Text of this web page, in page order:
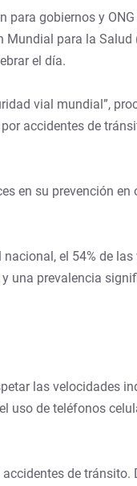
para gobiernos y
para la Salud
el día.
vial mundial”,
accidentes de
en su prevención en
el 54% de
una prevalencia
las velocidades
uso de teléfonos
de tránsito.